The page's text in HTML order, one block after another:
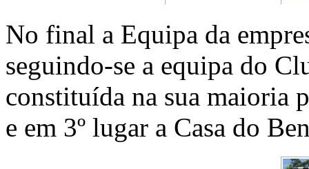
No final a Equipa da
seguindo-se a equipa do
constituída na sua maioria
e em 3º lugar a Casa do